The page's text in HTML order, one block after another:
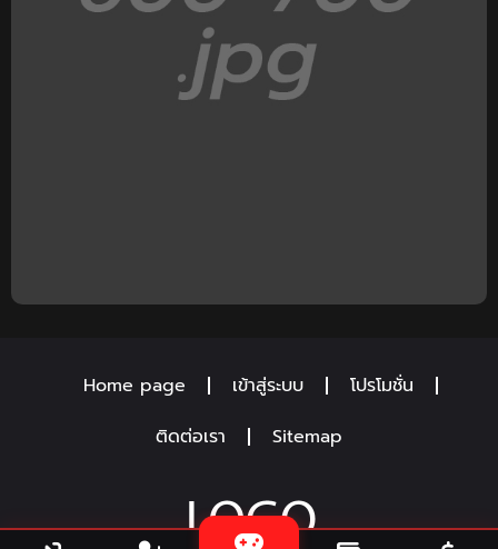
Home page เข้าสู่ระบบ
โปรโมชั่น
ติดต่อเรา
Sitemap